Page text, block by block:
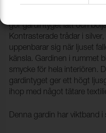
gör gardintyget lätt och
Kontrasterade trådar i
uppenbarar sig när ljuset
känsla. Gardinen i rummet
smycke för hela interiören.
gardintyget ger ett högt
ihop med något tätare
Denna gardin har viktband i